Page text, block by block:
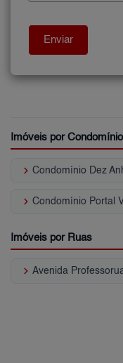
Imóveis por
keyboard_arrow_right Condomínio Dez
keyboard_arrow_right
Imóveis por Ruas
keyboard_arrow_right